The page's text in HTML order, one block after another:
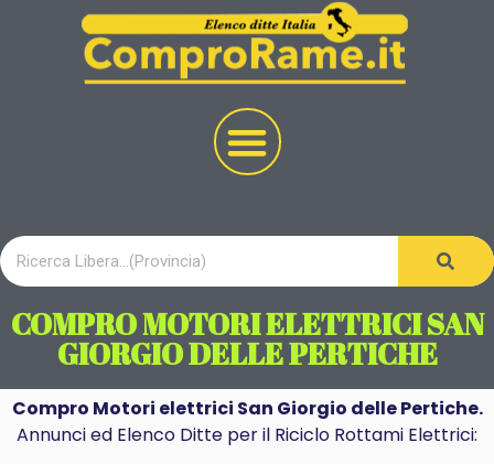
COMPRO MOTORI ELETTRICI SAN
GIORGIO DELLE PERTICHE
Compro Motori elettrici San Giorgio delle Pertiche.
Annunci ed Elenco Ditte per il Riciclo Rottami Elettrici: